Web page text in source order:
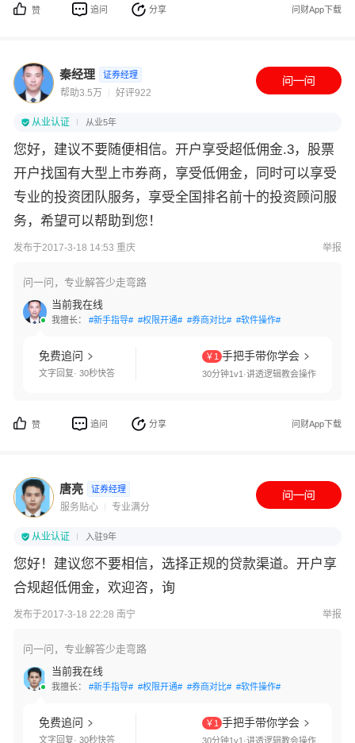
赞 追问 分享 问财App下载
秦经理 证券经理
帮助3.5万 好评922
从业认证 从业5年
您好，建议不要随便相信。开户享受超低佣金.3，股票
开户找国有大型上市券商，享受低佣金，同时可以享受
专业的投资团队服务，享受全国排名前十的投资顾问服
务，希望可以帮助到您！
发布于2017-3-18 14:53 重庆 举报
问一问，专业解答少走弯路
当前我在线
我擅长： #新手指导# #权限开通# #券商对比# #软件操作#
免费追问
文字回复· 30秒快答
￥1 手把手带你学会
30分钟1v1·讲透逻辑教会操作
赞 追问 分享 问财App下载
唐亮 证券经理
服务贴心 专业满分
从业认证 入驻9年
您好！建议您不要相信，选择正规的贷款渠道。开户享
合规超低佣金，欢迎咨，询
发布于2017-3-18 22:28 南宁 举报
问一问，专业解答少走弯路
当前我在线
我擅长： #新手指导# #权限开通# #券商对比# #软件操作#
免费追问
文字回复· 30秒快答
￥1 手把手带你学会
30分钟1v1·讲透逻辑教会操作